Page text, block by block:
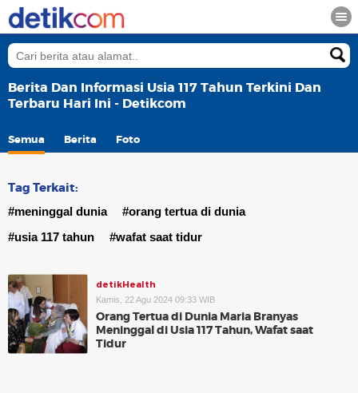
Berita Dan Informasi Usia 117 Tahun Terkini Dan
Terbaru Hari Ini - Detikcom
Semua Berita Foto
Tag Terkait:
#meninggal dunia
#orang tertua di dunia
#usia 117 tahun
#wafat saat tidur
detikHealth
Kamis, 22 Agu 2024 09:33 WIB
Orang Tertua di Dunia Maria Branyas
Meninggal di Usia 117 Tahun, Wafat saat
Tidur